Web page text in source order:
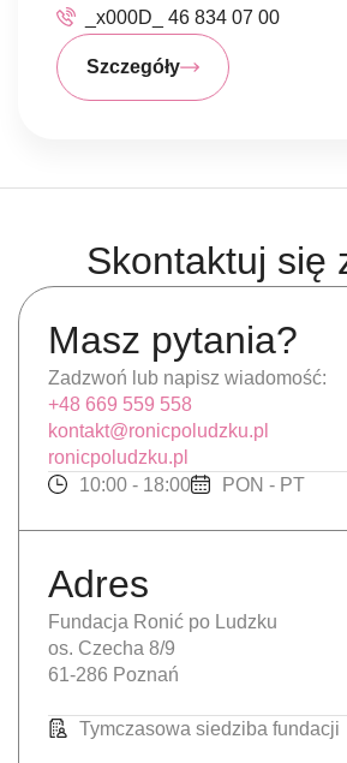
_x000D_ 46 834 07 00
Szczegóły
Skontaktuj się
Masz pytania?
Zadzwoń lub napisz wiadomość:
+48 669 559 558
kontakt@ronicpoludzku.pl
ronicpoludzku.pl
10:00 - 18:00
PON - PT
Adres
Fundacja Ronić po Ludzku
os. Czecha 8/9
61-286 Poznań
Tymczasowa siedziba fundacji